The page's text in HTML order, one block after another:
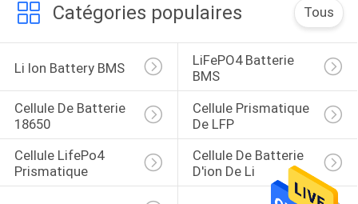
Catégories populaires Tous
Li Ion Battery BMS
LiFePO4 Batterie
BMS
Cellule De Batterie
18650
Cellule Prismatique
De LFP
Cellule LifePo4
Prismatique
Cellule De Batterie
D'ion De Li